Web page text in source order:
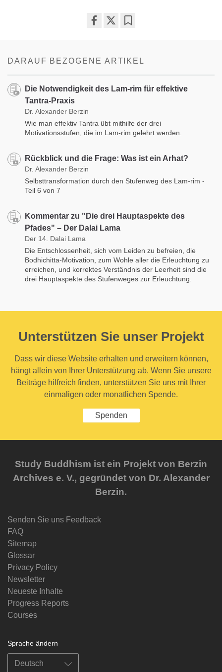
DARAUF BEZOGENE ARTIKEL
Die Notwendigkeit des Lam-rim für effektive
Tantra-Praxis
Dr. Alexander Berzin
Wie man effektiv Tantra übt mithilfe der drei
Motivationsstufen, die im Lam-rim gelehrt werden.
Rückblick und die Frage: Was ist ein Arhat?
Dr. Alexander Berzin
Selbsttransformation durch den Stufenweg des Lam-rim -
Teil 6 von 7
Kommentar zu "Die drei Hauptaspekte des
Pfades" – Der Dalai Lama
Der 14. Dalai Lama
Die Entschlossenheit, sich vom Leiden zu befreien, die
Bodhichitta-Motivation, zum Wohle aller die Erleuchtung zu
erreichen, und korrektes Verständnis der Leerheit sind die
drei Hauptaspekte des Stufenweges zur Erleuchtung.
Unterstützen Sie unser Projekt
Dass wir diese Website erhalten und erweitern können,
hängt allein von Ihrer Unterstützung ab. Wenn Sie unsere
Beiträge hilfreich finden, unterstützen Sie uns mit Ihrer
einmaligen oder monatlichen Spende.
Spenden
Study Buddhism ist ein Projekt von Berzin
Archives e. V., gegründet von Dr. Alexander
Berzin.
Senden Sie uns Feedback
FAQ
Sitemap
Glossar
Privacy Policy
Newsletter
Neueste Inhalte
Progress Reports
Courses
Sprache ändern